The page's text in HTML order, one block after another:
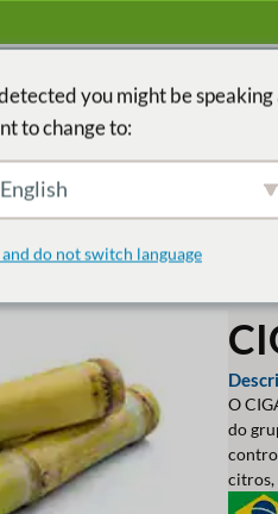
O
do
citros,
you might be
to change to:
English
do not switch language